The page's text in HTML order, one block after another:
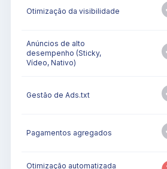
Otimização da visibilidade
Anúncios de alto
desempenho (Sticky,
Vídeo, Nativo)
Gestão de Ads.txt
Pagamentos agregados
Otimização automatizada